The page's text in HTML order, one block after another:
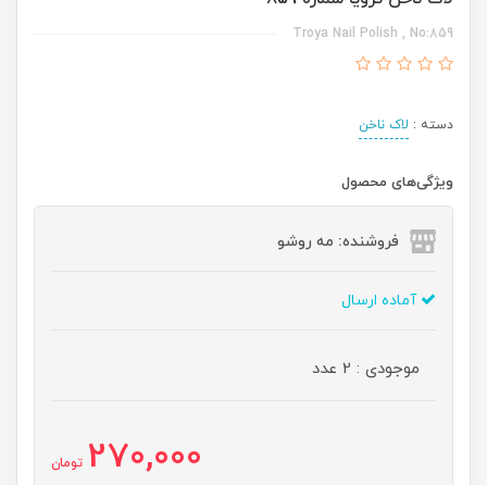
Troya Nail Polish , No:859
دسته : لاک ناخن
ویژگی‌های محصول
فروشنده: مه رو‌شو
آماده ارسال
موجودی : 2 عدد
270,000 تومان